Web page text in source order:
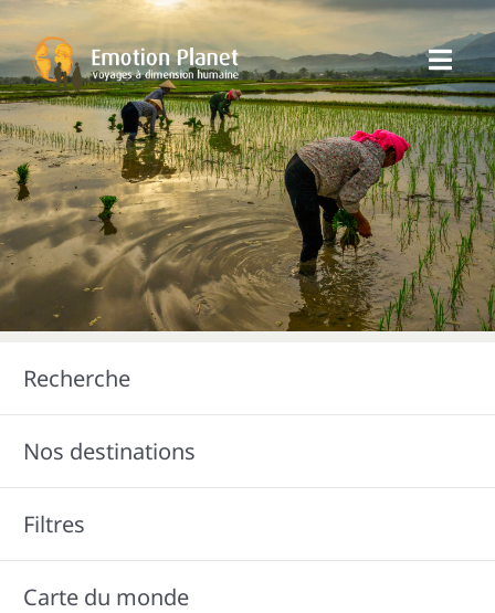
Passer
au
contenu
Nos Voyages
Emotion Planet
Vous
Recherche
Nos destinations
Filtres
Carte du monde